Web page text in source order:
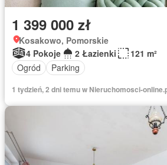
1 399 000 zł
Kosakowo, Pomorskie
4 Pokoje
2 Łazienki
121 m²
Ogród
Parking
1 tydzień, 2 dni temu w Nieruchomosci-